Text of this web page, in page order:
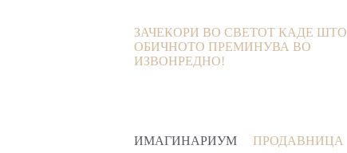
ЗАЧЕКОРИ ВО СВЕТОТ КАДЕ ШТО
ОБИЧНОТО ПРЕМИНУВА ВО
ИЗВОНРЕДНО!
ИМАГИНАРИУМ ПРОДАВНИЦА